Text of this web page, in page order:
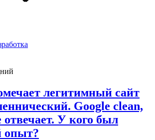
легитимный сайт
Google clean,
отвечает. У кого был
опыт?